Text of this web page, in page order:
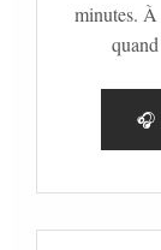
minutes. À
🎧